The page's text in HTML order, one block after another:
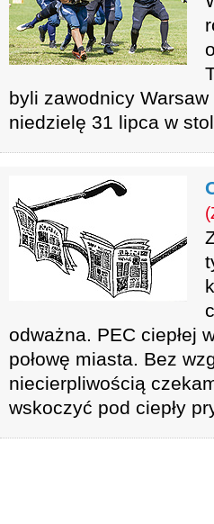
byli zawodnicy
niedzielę 31 lipca w
odważna. PEC ciepłej
połowę miasta. Bez
niecierpliwością
wskoczyć pod ciepły